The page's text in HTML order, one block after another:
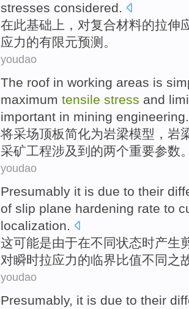
stresses considered.
在此基础 上 ，对复合材料的拉伸
应力的有限元预测。
youdao
The roof in working areas is
maximum tensile stress and
important in mining engineering.
将采场顶板简化为岩梁模型，岩
采矿工程涉及到 的两个重要参数
youdao
Presumably it is due to their
of slip plane hardening rate to
localization.
这可能是由于在不同状态时产生
对瞬时拉应力的临界比值不同之
youdao
Presumably, it is due to their